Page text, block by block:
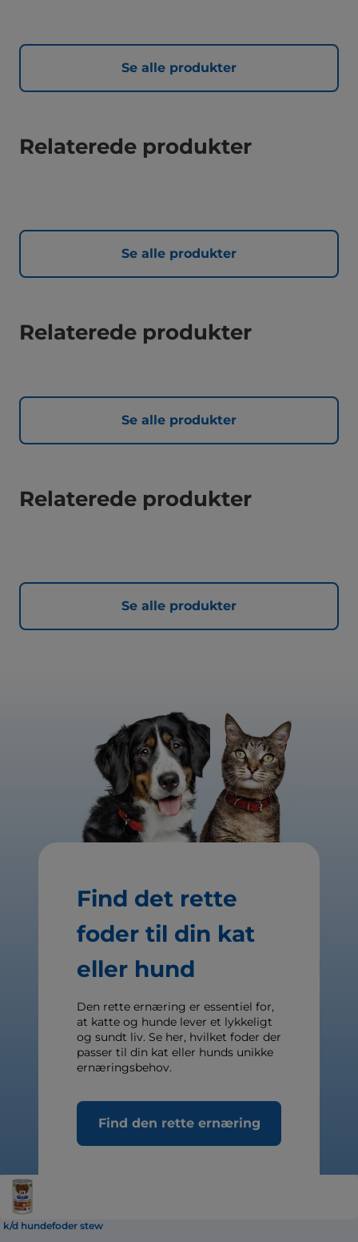
Se alle produkter
Relaterede produkter
Se alle produkter
Relaterede produkter
Se alle produkter
Relaterede produkter
Se alle produkter
Find det rette
foder til din kat
eller hund
Den rette ernæring er essentiel for,
at katte og hunde lever et lykkeligt
og sundt liv. Se her, hvilket foder der
passer til din kat eller hunds unikke
ernæringsbehov.
Find den rette ernæring
k/d hundefoder stew